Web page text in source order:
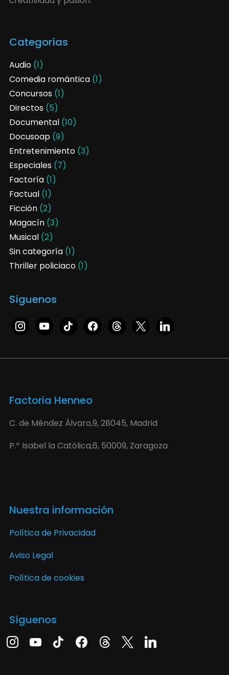
Categorías
Audio(1)
Comedia romántica(1)
Concursos(1)
Directos(5)
Documental(10)
Docusoap(9)
Entretenimiento(3)
Especiales(7)
Factoría(1)
Factual(1)
Ficción(2)
Magacín(3)
Musical(2)
Sin categoría(1)
Thriller policiaco(1)
Síguenos
Factoria Henneo
C. de Méndez Álvaro,9, 28045, Madrid
P.º Isabel la Católica,6, 50009, Zaragoza
Nuestra información
Política de Privacidad
Aviso Legal
Política de cookies
Síguenos